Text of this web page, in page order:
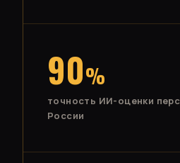
90%
точность ИИ-оценки
России